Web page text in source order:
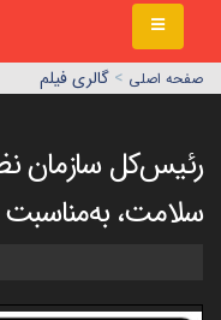
صفحه اصلي > گالری فیلم
رئیس‌کل سازمان
سلامت، به‌مناسبت